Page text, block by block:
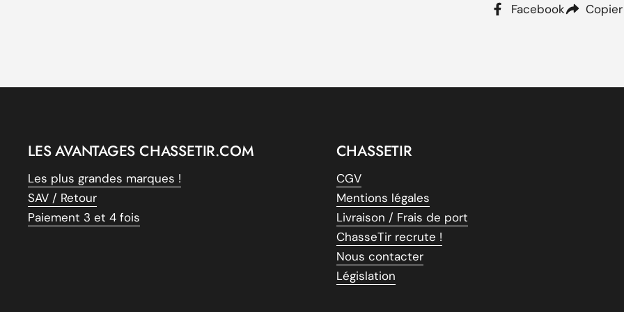
Disponibles en
Facebook
LES AVANTAGES CHASSETIR.COM
Les plus grandes marques !
SAV / Retour
Paiement 3 et 4 fois
CHASSETIR
CGV
Mentions légales
Livraison / Frais de port
ChasseTir recrute !
Nous contacter
Législation